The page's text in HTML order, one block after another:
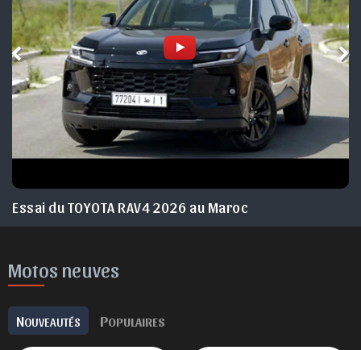
Essai du TOYOTA RAV4 2026 au Maroc
Motos neuves
NOUVEAUTÉS POPULAIRES